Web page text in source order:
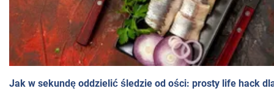
Jak w sekundę oddzielić śledzie od ości: prosty life hack